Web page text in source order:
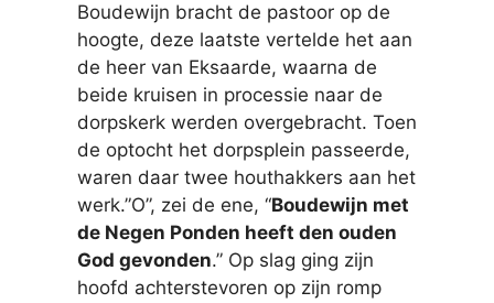
Boudewijn bracht de pastoor op de
hoogte, deze laatste vertelde het aan
de heer van Eksaarde, waarna de
beide kruisen in processie naar de
dorpskerk werden overgebracht. Toen
de optocht het dorpsplein passeerde,
waren daar twee houthakkers aan het
werk.”O”, zei de ene, “Boudewijn met
de Negen Ponden heeft den ouden
God gevonden.” Op slag ging zijn
hoofd achterstevoren op zijn romp